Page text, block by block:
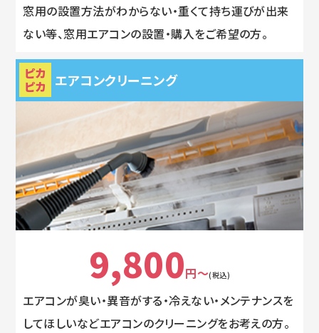
窓用の設置方法がわからない・重くて持ち運びが出来
ない等、窓用エアコンの設置・購入をご希望の方。
ピカ
ピカ エアコンクリーニング
9,800円～(税込)
エアコンが臭い・異音がする・冷えない・メンテナンスを
してほしいなどエアコンのクリーニングをお考えの方。